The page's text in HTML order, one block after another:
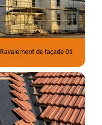
Ravalement de façade 01